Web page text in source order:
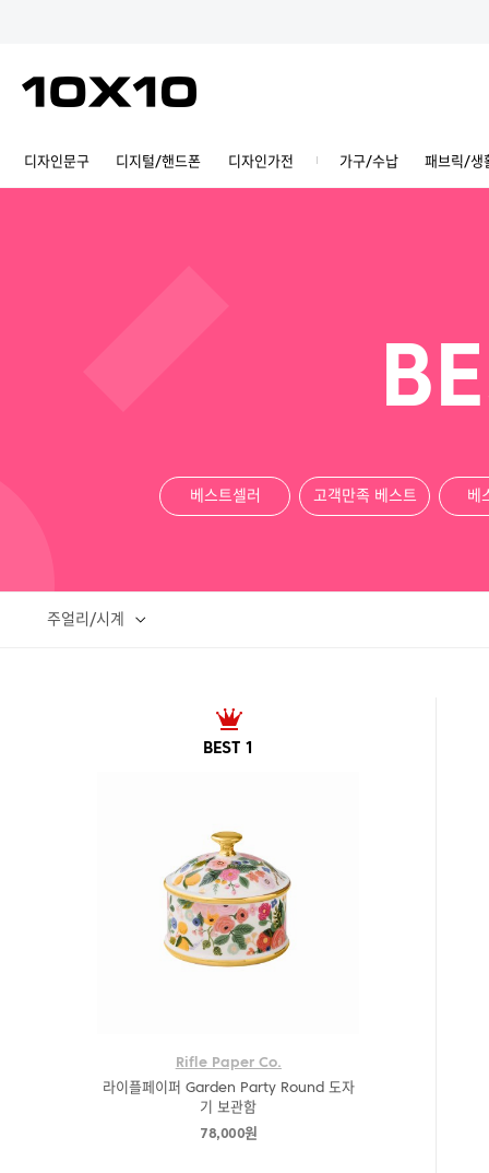
디자인문구 디지털/핸드폰 디자인가전 가구/수납 패브릭/생
베스트셀러 고객만족 베스트 베
주얼리/시계
BEST 1
Rifle Paper Co.
라이플페이퍼 Garden Party Round 도자
기 보관함
78,000원